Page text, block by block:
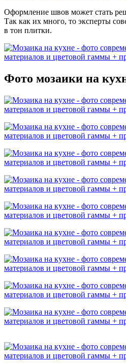
Оформление швов может стать
Так как их много, то эксперты
в тон плитки.
Фото мозаики на